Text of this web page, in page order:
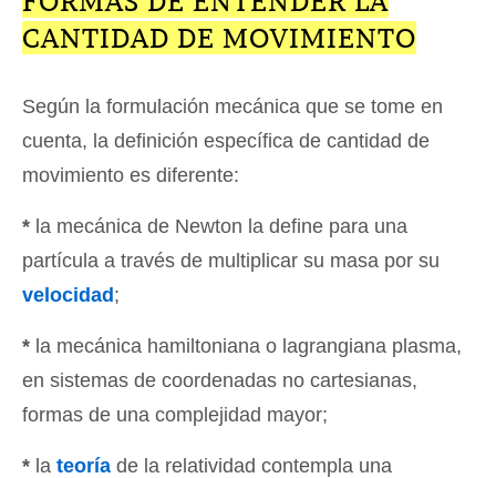
CANTIDAD DE MOVIMIENTO
Según la formulación mecánica que se tome en
cuenta, la definición específica de cantidad de
movimiento es diferente:
* la mecánica de Newton la define para una
partícula a través de multiplicar su masa por su
velocidad;
* la mecánica hamiltoniana o lagrangiana plasma,
en sistemas de coordenadas no cartesianas,
formas de una complejidad mayor;
* la teoría de la relatividad contempla una